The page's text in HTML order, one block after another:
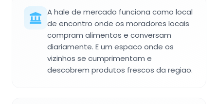
A hale de mercado funciona como local
de encontro onde os moradores locais
compram alimentos e conversam
diariamente. E um espaco onde os
vizinhos se cumprimentam e
descobrem produtos frescos da regiao.